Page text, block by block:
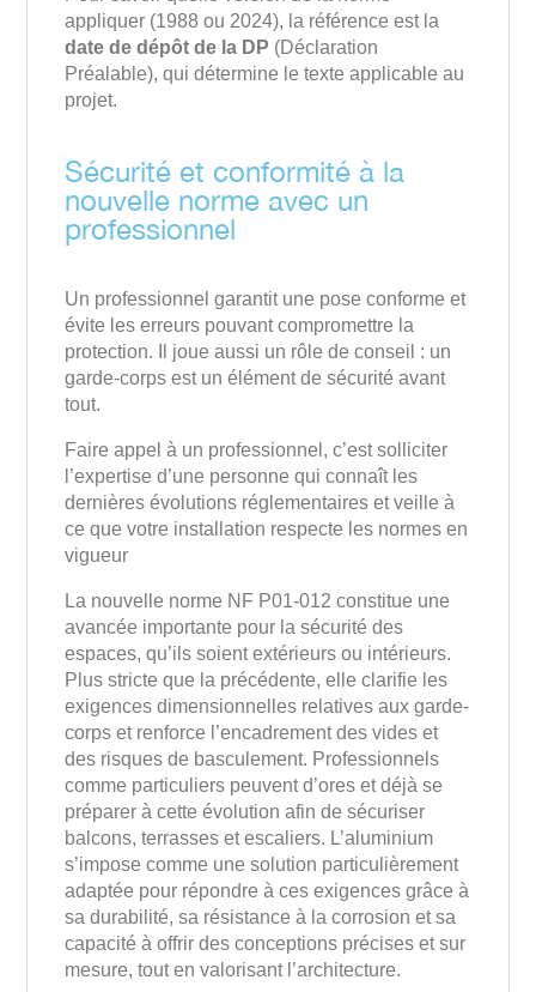
appliquer (1988 ou 2024), la référence est la
date de dépôt de la DP (Déclaration
Préalable), qui détermine le texte applicable au
projet.
Sécurité et conformité à la
nouvelle norme avec un
professionnel
Un professionnel garantit une pose conforme et
évite les erreurs pouvant compromettre la
protection. Il joue aussi un rôle de conseil : un
garde-corps est un élément de sécurité avant
tout.
Faire appel à un professionnel, c’est solliciter
l’expertise d’une personne qui connaît les
dernières évolutions réglementaires et veille à
ce que votre installation respecte les normes en
vigueur
La nouvelle norme NF P01-012 constitue une
avancée importante pour la sécurité des
espaces, qu’ils soient extérieurs ou intérieurs.
Plus stricte que la précédente, elle clarifie les
exigences dimensionnelles relatives aux garde-
corps et renforce l’encadrement des vides et
des risques de basculement. Professionnels
comme particuliers peuvent d’ores et déjà se
préparer à cette évolution afin de sécuriser
balcons, terrasses et escaliers. L’aluminium
s’impose comme une solution particulièrement
adaptée pour répondre à ces exigences grâce à
sa durabilité, sa résistance à la corrosion et sa
capacité à offrir des conceptions précises et sur
mesure, tout en valorisant l’architecture.